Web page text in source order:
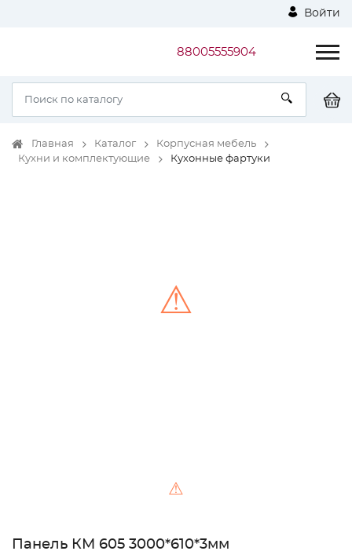
Войти
88005555904
Главная Каталог
Корпусная мебель
Кухни и комплектующие
Кухонные фартуки
⚠
⚠
Панель КМ 605 3000*610*3мм